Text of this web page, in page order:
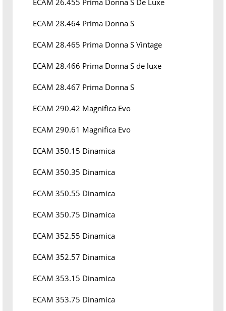
ECAM 26.455 Prima Donna S De Luxe
ECAM 28.464 Prima Donna S
ECAM 28.465 Prima Donna S Vintage
ECAM 28.466 Prima Donna S de luxe
ECAM 28.467 Prima Donna S
ECAM 290.42 Magnifica Evo
ECAM 290.61 Magnifica Evo
ECAM 350.15 Dinamica
ECAM 350.35 Dinamica
ECAM 350.55 Dinamica
ECAM 350.75 Dinamica
ECAM 352.55 Dinamica
ECAM 352.57 Dinamica
ECAM 353.15 Dinamica
ECAM 353.75 Dinamica